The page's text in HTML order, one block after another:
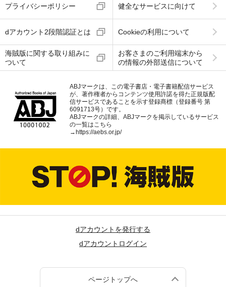
プライバシーポリシー 健全なサービスに向けて
dアカウント2段階認証とは Cookieの利用について
海賊版に関する取り組みに
ついて
お客さまのご利用端末から
の情報の外部送信について
ABJマークは、この電子書店・電子書籍配信サービス
が、著作権者からコンテンツ使用許諾を得た正規版配
信サービスであることを示す登録商標（登録番号 第
6091713号）です。
ABJマークの詳細、ABJマークを掲示しているサービス
の一覧はこちら
→https://aebs.or.jp/
dアカウントを発行する
dアカウントログイン
ページトップへ